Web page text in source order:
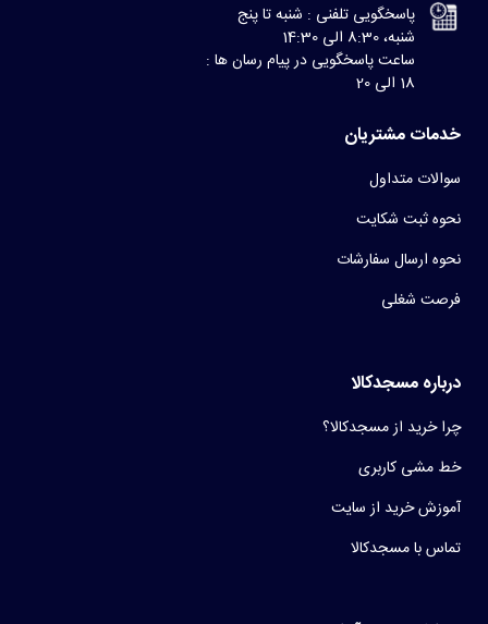
پاسخگویی تلفنی : شنبه تا پنج
شنبه، 8:30 الی 14:30
ساعت پاسخگویی در پیام رسان ها :
18 الی 20
خدمات مشتریان
سوالات متداول
نحوه ثبت شکایت
نحوه ارسال سفارشات
فرصت شغلی
درباره مسجدکالا
چرا خرید از مسجدکالا؟
خط مشی کاربری
آموزش خرید از سایت
تماس با مسجدکالا